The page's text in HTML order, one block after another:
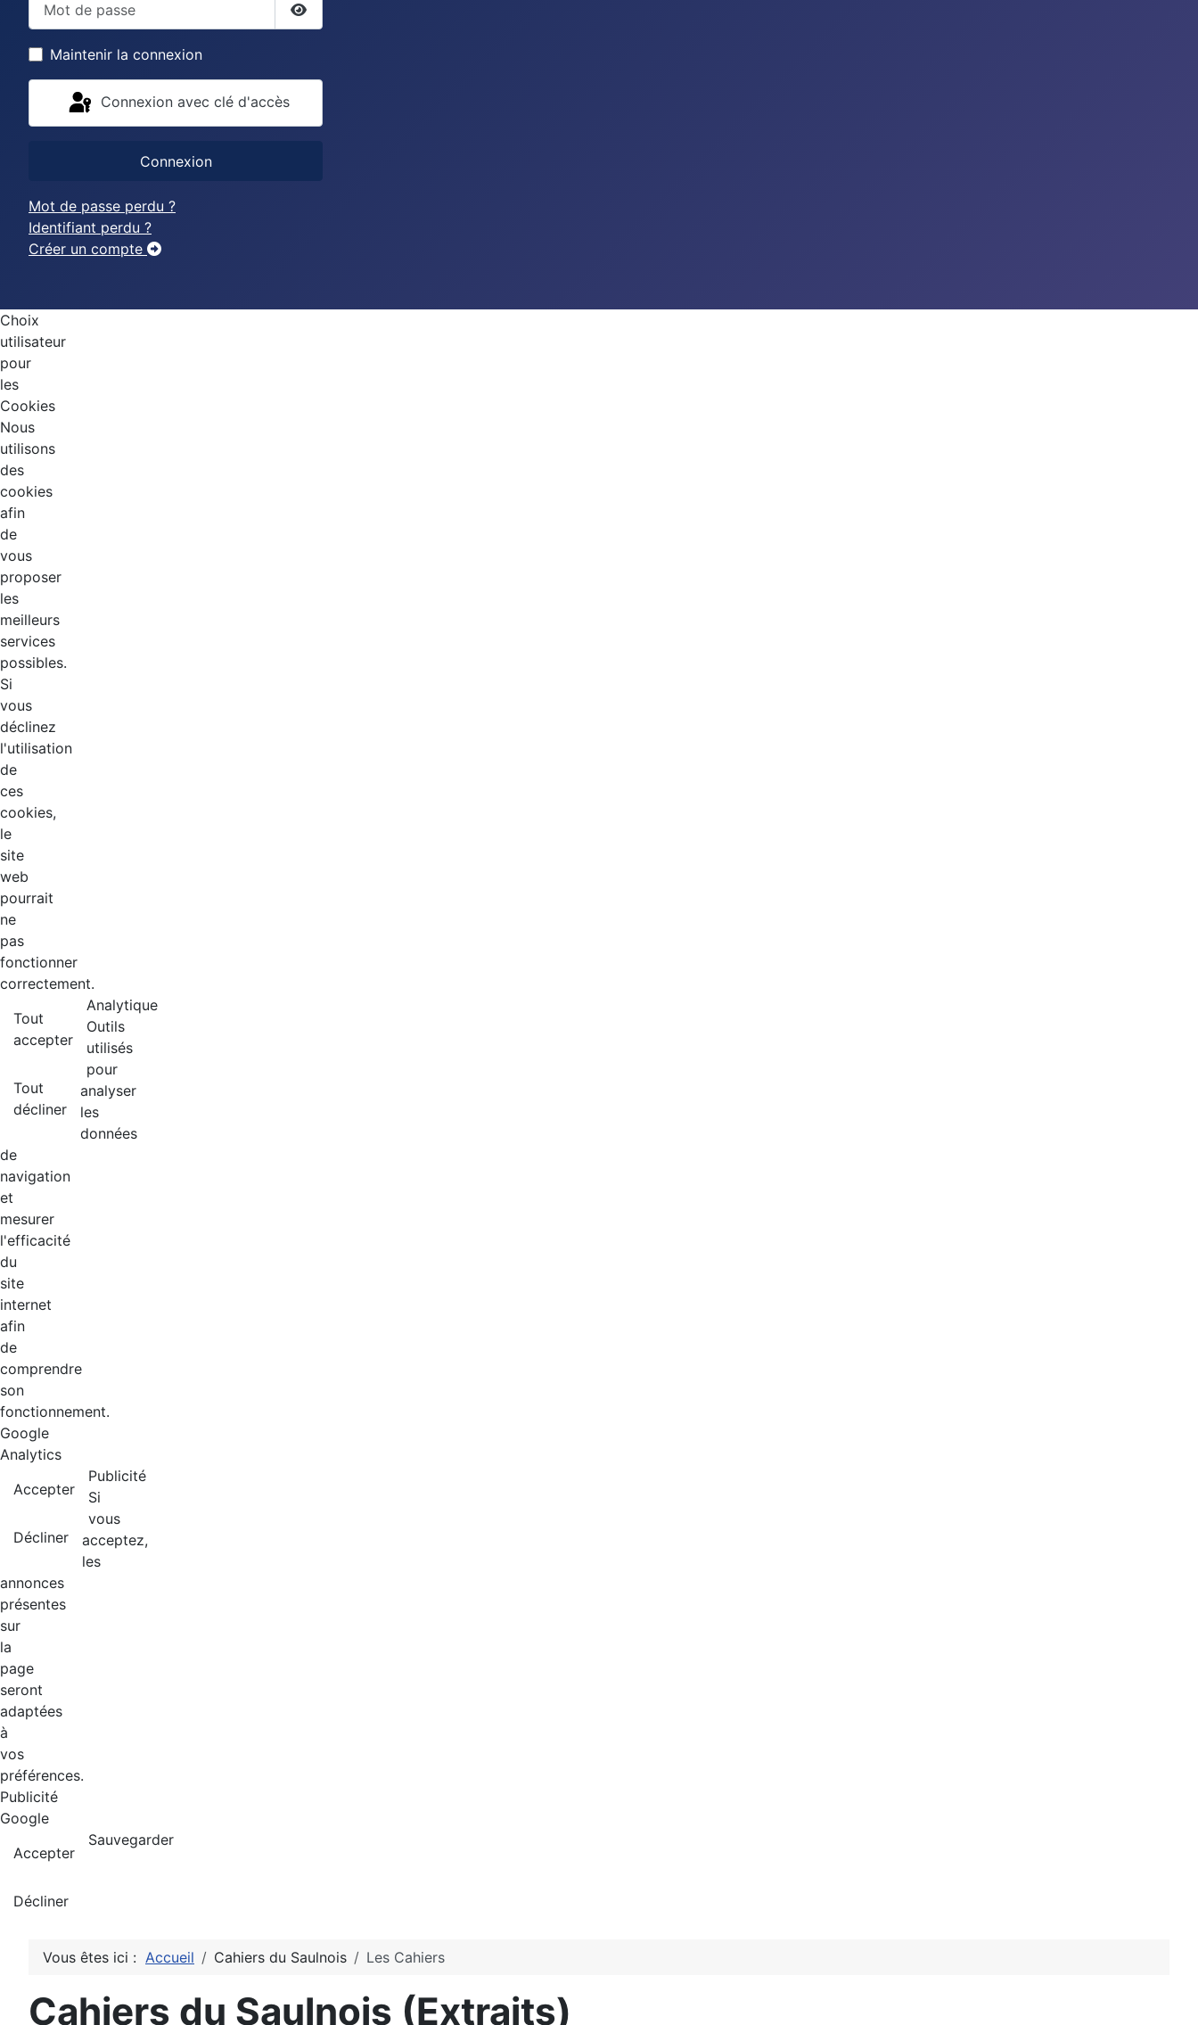
Vous êtes ici : Accueil Cahiers du Saulnois Les Cahiers
Cahiers du Saulnois (Extraits)
Afficher le mot de passe
Maintenir la connexion
Connexion avec clé d'accès
Connexion
Mot de passe perdu ?
Identifiant perdu ?
Créer un compte
Choix
utilisateur
pour
les
Cookies
Nous
utilisons
des
cookies
afin
de
vous
proposer
les
meilleurs
services
possibles.
Si
vous
déclinez
l'utilisation
de
ces
cookies,
le
site
web
pourrait
ne
pas
fonctionner
correctement.
Tout
accepter
Tout
décliner
Analytique
Outils
utilisés
pour
analyser
les
données
de
navigation
et
mesurer
l'efficacité
du
site
internet
afin
de
comprendre
son
fonctionnement.
Google
Analytics
Accepter
Décliner
Publicité
Si
vous
acceptez,
les
annonces
présentes
sur
la
page
seront
adaptées
à
vos
préférences.
Publicité
Google
Accepter
Décliner
Sauvegarder